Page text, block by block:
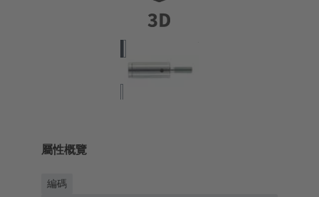
屬性概覽
編碼